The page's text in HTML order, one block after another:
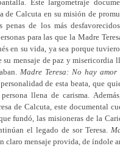
Este largometraje
de Calcuta en su misión de
de los más
para las que la Madre
en su vida, ya sea porque
su mensaje de paz y misericordia
Madre Teresa: No hay amor
de esta beata, que
llena de carisma.
de Calcuta, este documental
fundó, las misioneras de la
el legado de sor Teresa.
claro mensaje provida, de índole